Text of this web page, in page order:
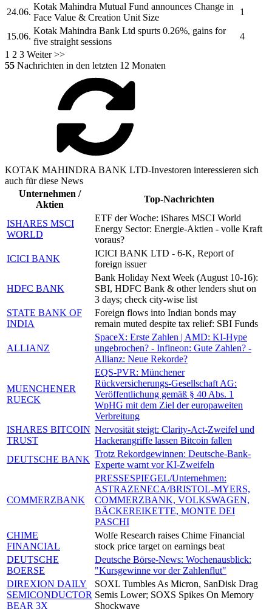
24.06.
Kotak Mahindra Mutual Fund announces Change in
Face Value & Creation Unit Size
1
15.06.
Kotak Mahindra Bank Ltd spurts 0.26%, gains for
five straight sessions
4
1 2 3 Weiter >>
55 Nachrichten in den letzten 12 Monaten
KOTAK MAHINDRA BANK LTD-Investoren interessieren sich
auch für diese News
Unternehmen /
Aktien
Top-Nachrichten
ISHARES MSCI
WORLD
ETF der Woche: iShares MSCI World
Energy Sector: Energie-Aktien - volle Kraft
voraus?
ICICI BANK
ICICI BANK LTD - 6-K, Report of
foreign issuer
HDFC BANK
Bank Holiday Next Week (August 10-16):
SBI, HDFC Bank & other lenders shut on
3 days; check city-wise list
STATE BANK OF
INDIA
Foreign flows into Indian bonds may
remain muted despite tax relief: SBI Funds
ALLIANZ
SpaceX: Erste Zahlen | AMD: KI-Hype
ungebrochen? - Infineon: Gute Zahlen? -
Allianz: Neue Rekorde?
MUENCHENER
RUECK
EQS-PVR: Münchener
Rückversicherungs-Gesellschaft AG:
Veröffentlichung gemäß § 40 Abs. 1
WpHG mit dem Ziel der europaweiten
Verbreitung
ISHARES BITCOIN
TRUST
Nervosität steigt: Clarity-Act-Zweifel und
Hackerangriffe lassen Bitcoin fallen
DEUTSCHE BANK
Trotz Rekordgewinnen: Deutsche-Bank-
Experte warnt vor KI-Zweifeln
COMMERZBANK
PRESSESPIEGEL/Unternehmen:
ASTRAZENECA/BRISTOL-MYERS,
COMMERZBANK, VOLKSWAGEN,
BÄCKEREIKETTE, MONTE DEI
PASCHI
CHIME
FINANCIAL
Wolfe Research raises Chime Financial
stock price target on earnings beat
DEUTSCHE
BOERSE
Deutsche Börse-News: Wochenausblick:
"Kursgewinne vor der Zahlenflut"
DIREXION DAILY
SEMICONDUCTOR
BEAR 3X
SOXL Tumbles As Micron, SanDisk Drag
Semis Lower; SOXS Spikes On Memory
Shockwave